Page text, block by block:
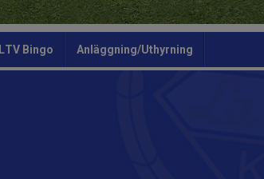
LTV Bingo Anläggning/Uthyrning